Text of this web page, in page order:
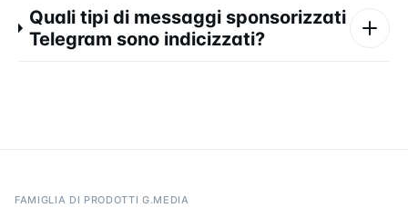
Quali tipi di messaggi sponsorizzati
Telegram sono indicizzati?
FAMIGLIA DI PRODOTTI G.MEDIA